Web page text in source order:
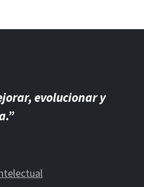
evolucionar y